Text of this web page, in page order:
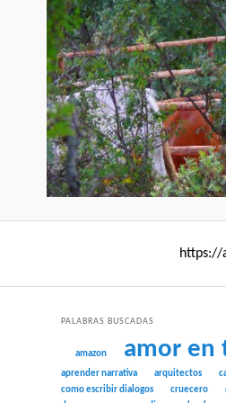
https://
PALABRAS BUSCADAS
amazon amor en
aprender narrativa
arquitectos
como escribir dialogos
cruecero